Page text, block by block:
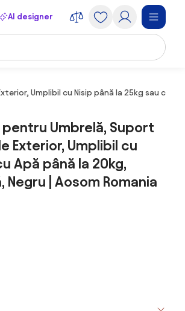
AI designer
Umplibil cu Nisip până la 25kg sau cu
Umbrelă, Suport
Exterior, Umplibil cu
Apă până la 20kg,
| Aosom Romania